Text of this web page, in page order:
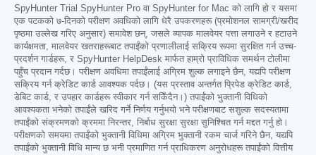
SpyHunter Trial SpyHunter Pro वा SpyHunter for Mac को लागि हो र यसमा
एक पटकको ७-दिनको परीक्षण अवधिको लागि धेरै उपकरणहरू (प्रमोशनल सामग्री/खरीद
पृष्ठमा उल्लेख गरिए अनुसार) समावेश छन्, जसले व्यापक मालवेयर पत्ता लगाउने र हटाउने
कार्यक्षमता, मालवेयर खतराहरूबाट तपाईंको प्रणालीलाई सक्रिय रूपमा सुरक्षित गर्न उच्च-
प्रदर्शन गार्डहरू, र SpyHunter HelpDesk मार्फत हाम्रो प्राविधिक समर्थन टोलीमा
पहुँच प्रदान गर्दछ। परीक्षण अवधिमा तपाईंलाई अग्रिम शुल्क लगाइने छैन, यद्यपि परीक्षण
सक्रिय गर्न क्रेडिट कार्ड आवश्यक पर्दछ। (यस प्रस्ताव अन्तर्गत प्रिपेड क्रेडिट कार्ड,
डेबिट कार्ड, र उपहार कार्डहरू स्वीकार गर्न सकिँदैन।) तपाईंको भुक्तानी विधिको
आवश्यकता भनेको तपाईंले खरिद गर्ने निर्णय गर्नुभयो भने परीक्षणबाट सशुल्क सदस्यतामा
तपाईंको संक्रमणको क्रममा निरन्तर, निर्बाध सुरक्षा सुरक्षा सुनिश्चित गर्न मद्दत गर्नु हो।
परीक्षणको समयमा तपाईंको भुक्तानी विधिमा अग्रिम भुक्तानी रकम चार्ज गरिने छैन, यद्यपि
तपाईंको भुक्तानी विधि मान्य छ भनी प्रमाणित गर्न प्राधिकरण अनुरोधहरू तपाईंको वित्तीय